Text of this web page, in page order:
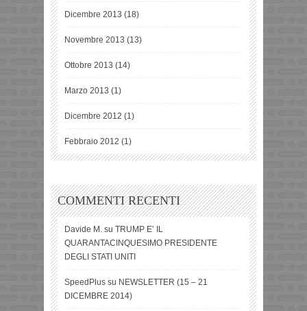
Dicembre 2013 (18)
Novembre 2013 (13)
Ottobre 2013 (14)
Marzo 2013 (1)
Dicembre 2012 (1)
Febbraio 2012 (1)
COMMENTI RECENTI
Davide M. su TRUMP E’ IL
QUARANTACINQUESIMO PRESIDENTE
DEGLI STATI UNITI
SpeedPlus su NEWSLETTER (15 – 21
DICEMBRE 2014)